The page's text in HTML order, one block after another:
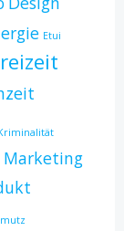
Etui
Marketing